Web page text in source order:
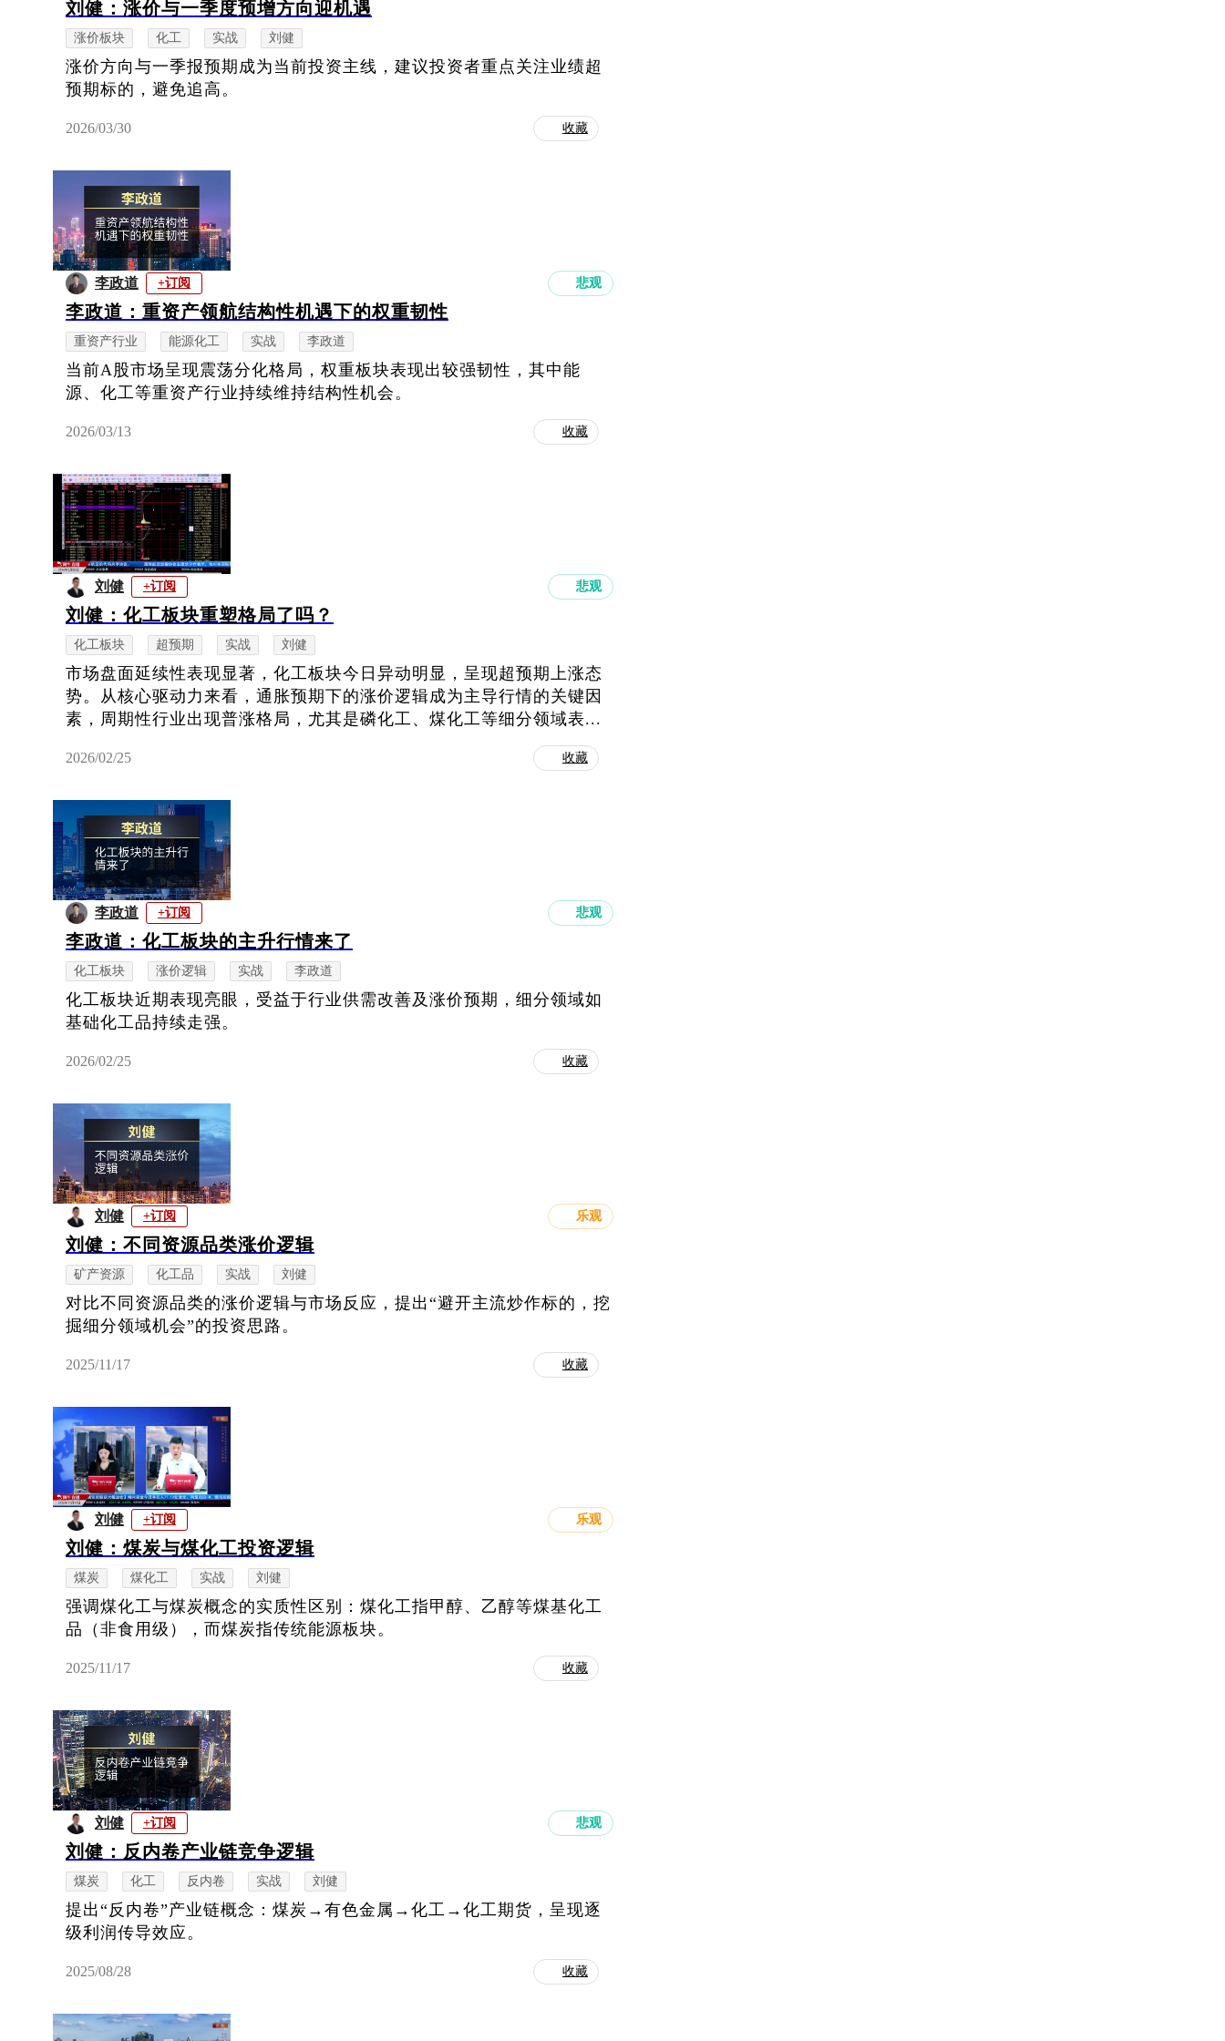
刘健：涨价与一季度预增方向迎机遇
涨价板块 化工 实战 刘健
涨价方向与一季报预期成为当前投资主线，建议投资者重点关注业绩超
预期标的，避免追高。
2026/03/30 收藏
李政道 +订阅 悲观
李政道：重资产领航结构性机遇下的权重韧性
重资产行业 能源化工 实战 李政道
当前A股市场呈现震荡分化格局，权重板块表现出较强韧性，其中能
源、化工等重资产行业持续维持结构性机会。
2026/03/13 收藏
刘健 +订阅 悲观
刘健：化工板块重塑格局了吗？
化工板块 超预期 实战 刘健
市场盘面延续性表现显著，化工板块今日异动明显，呈现超预期上涨态
势。从核心驱动力来看，通胀预期下的涨价逻辑成为主导行情的关键因
素，周期性行业出现普涨格局，尤其是磷化工、煤化工等细分领域表...
2026/02/25 收藏
李政道 +订阅 悲观
李政道：化工板块的主升行情来了
化工板块 涨价逻辑 实战 李政道
化工板块近期表现亮眼，受益于行业供需改善及涨价预期，细分领域如
基础化工品持续走强。
2026/02/25 收藏
刘健 +订阅 乐观
刘健：不同资源品类涨价逻辑
矿产资源 化工品 实战 刘健
对比不同资源品类的涨价逻辑与市场反应，提出“避开主流炒作标的，挖
掘细分领域机会”的投资思路。
2025/11/17 收藏
刘健 +订阅 乐观
刘健：煤炭与煤化工投资逻辑
煤炭 煤化工 实战 刘健
强调煤化工与煤炭概念的实质性区别：煤化工指甲醇、乙醇等煤基化工
品（非食用级），而煤炭指传统能源板块。
2025/11/17 收藏
刘健 +订阅 悲观
刘健：反内卷产业链竞争逻辑
煤炭 化工 反内卷 实战 刘健
提出“反内卷”产业链概念：煤炭→有色金属→化工→化工期货，呈现逐
级利润传导效应。
2025/08/28 收藏